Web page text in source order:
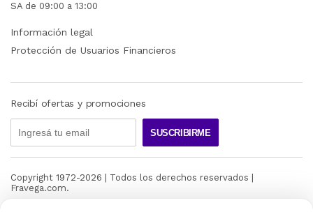
SA de 09:00 a 13:00
Información legal
Protección de Usuarios Financieros
Recibí ofertas y promociones
SUSCRIBIRME
Copyright 1972-2026 | Todos los derechos reservados |
Fravega.com.